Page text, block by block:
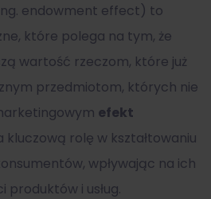
endowment effect) to
które polega na tym, że
wartość rzeczom, które już
przedmiotom, których nie
efekt
kluczową rolę w kształtowaniu
wpływając na ich
i usług.